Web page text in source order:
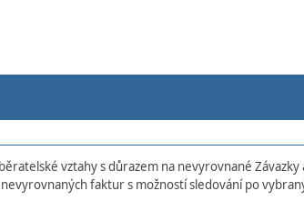
vztahy s důrazem na nevyrovnané
faktur s možností sledování po